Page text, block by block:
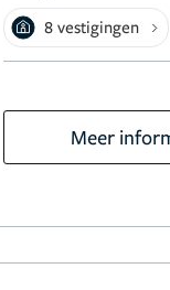
8 vestigingen
Meer